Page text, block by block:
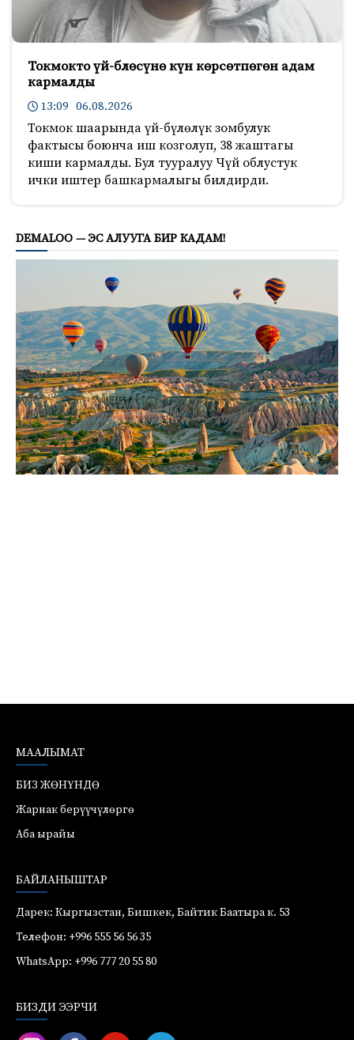
Токмокто үй-блөсүнө күн көрсөтпөгөн адам
кармалды
13:09 06.08.2026
Токмок шаарында үй-бүлөлүк зомбулук
фактысы боюнча иш козголуп, 38 жаштагы
киши кармалды. Бул тууралуу Чүй облустук
ички иштер башкармалыгы билдирди.
DEMALOO — ЭС АЛУУГА БИР КАДАМ!
МААЛЫМАТ
БИЗ ЖӨНҮНДӨ
Жарнак берүүчүлөргө
Аба ырайы
БАЙЛАНЫШТАР
Дарек: Кыргызстан, Бишкек, Байтик Баатыра к. 53
Телефон: +996 555 56 56 35
WhatsApp: +996 777 20 55 80
БИЗДИ ЭЭРЧИ